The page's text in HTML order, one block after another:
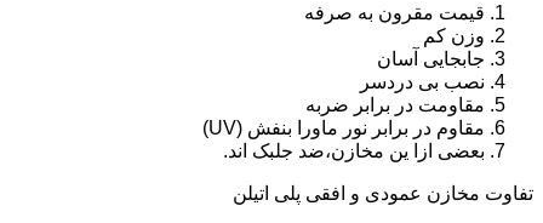
قیمت مقرون به صرفه
وزن کم
جابجایی آسان
نصب بی دردسر
مقاومت در برابر ضربه
مقاوم در برابر نور ماورا بنفش (UV)
بعضی ازا ین مخازن،ضد جلبک اند.
تفاوت مخازن عمودی و افقی پلی اتیلن